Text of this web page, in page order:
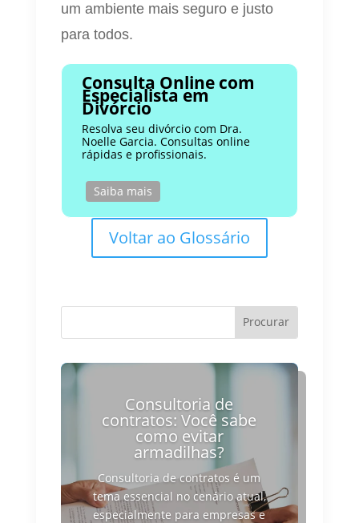
um ambiente mais seguro e justo
para todos.
Consulta Online com
Especialista em
Divórcio
Resolva seu divórcio com Dra.
Noelle Garcia. Consultas online
rápidas e profissionais.
Saiba mais
Voltar ao Glossário
Consultoria de
contratos: Você sabe
como evitar
armadilhas?
Consultoria de contratos é um
tema essencial no cenário atual,
especialmente para empresas e